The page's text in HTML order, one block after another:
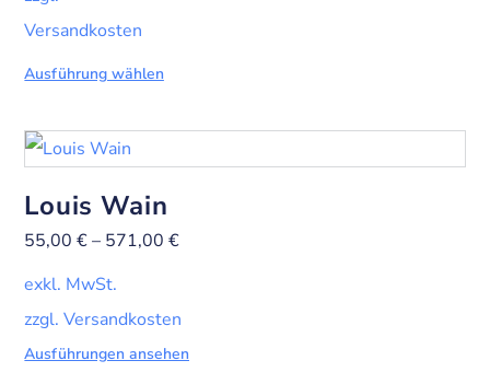
Versandkosten
Ausführung wählen
Louis Wain
55,00€– 571,00€
exkl. MwSt.
zzgl. Versandkosten
Ausführungen ansehen